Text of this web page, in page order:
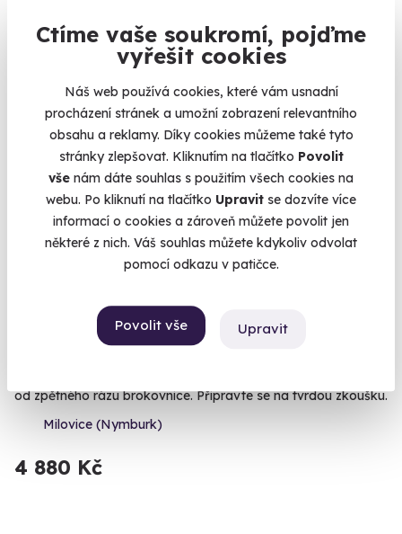
Ctíme vaše soukromí, pojďme
vyřešit cookies
Náš web používá cookies, které vám usnadní
procházení stránek a umožní zobrazení relevantního
obsahu a reklamy. Díky cookies můžeme také tyto
stránky zlepšovat. Kliknutím na tlačítko Povolit
vše nám dáte souhlas s použitím všech cookies na
webu. Po kliknutí na tlačítko Upravit se dozvíte více
informací o cookies a zároveň můžete povolit jen
některé z nich. Váš souhlas můžete kdykoliv odvolat
pomocí odkazu v patičce.
Povolit vše Upravit
Mělník (Labe) (Mělník)
4 890 Kč
Volný termín už 30. 08. 2026
S.W.A.T. trénink + akční střelba
od zpětného rázu brokovnice. Připravte se na tvrdou zkoušku.
Milovice (Nymburk)
4 880 Kč